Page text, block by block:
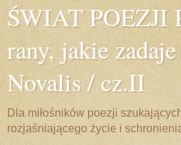
ŚWIAT POEZJI
rany, jakie
Novalis / cz.II
Dla miłośników poezji
rozjaśniającego życie i